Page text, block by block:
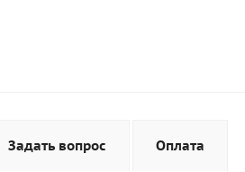
Задать вопрос Оплата